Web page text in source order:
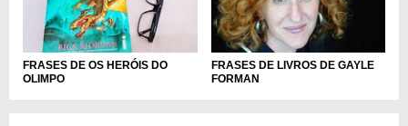
FRASES DE OS HERÓIS DO
OLIMPO
FRASES DE LIVROS DE GAYLE
FORMAN